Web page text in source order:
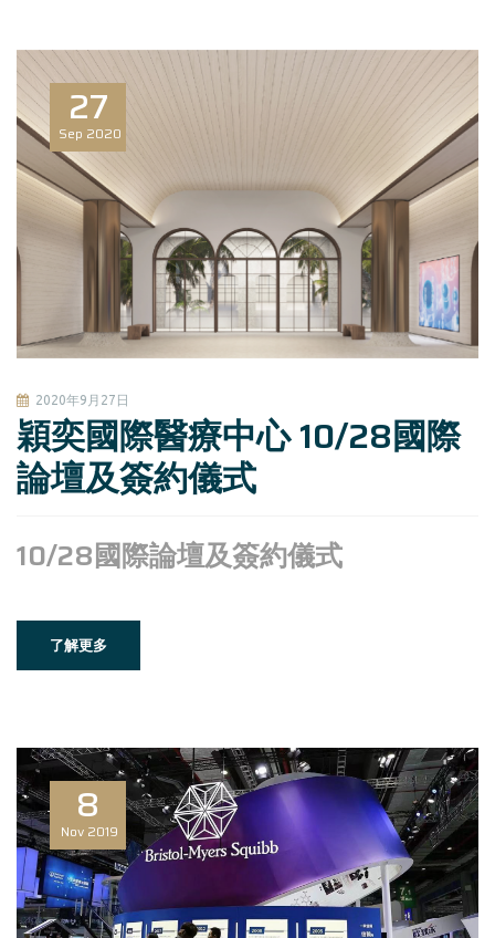
27
Sep 2020
2020年9月27日
穎奕國際醫療中心 10/28國際
論壇及簽約儀式
​10/28國際論壇及簽約儀式
了解更多
8
Nov 2019